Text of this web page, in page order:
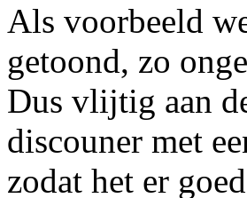
Als voorbeeld
getoond, zo
Dus vlijtig aan
discouner met
zodat het er